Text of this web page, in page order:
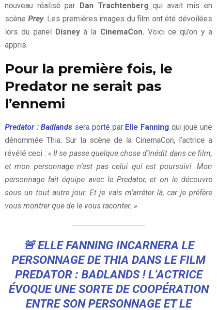
nouveau réalisé par Dan Trachtenberg qui avait mis en
scène Prey. Les premières images du film ont été dévoilées
lors du panel Disneyà la CinemaCon. Voici ce qu’on y a
appris.
Pour la première fois, le
Predator ne serait pas
l’ennemi
Predator : Badlands sera porté par Elle Fanning qui joue une
dénommée Thia. Sur la scène de la CinemaCon, l’actrice a
révélé ceci : « Il se passe quelque chose d’inédit dans ce film,
et mon personnage n’est pas celui qui est poursuivi. Mon
personnage fait équipe avec le Predator, et on le découvre
sous un tout autre jour. Et je vais m’arrêter là, car je préfère
vous montrer que de le vous raconter. »
🚨 ELLE FANNING INCARNERA LE
PERSONNAGE DE THIA DANS LE FILM
PREDATOR : BADLANDS ! L’ACTRICE
ÉVOQUE UNE SORTE DE COOPÉRATION
ENTRE SON PERSONNAGE ET LE